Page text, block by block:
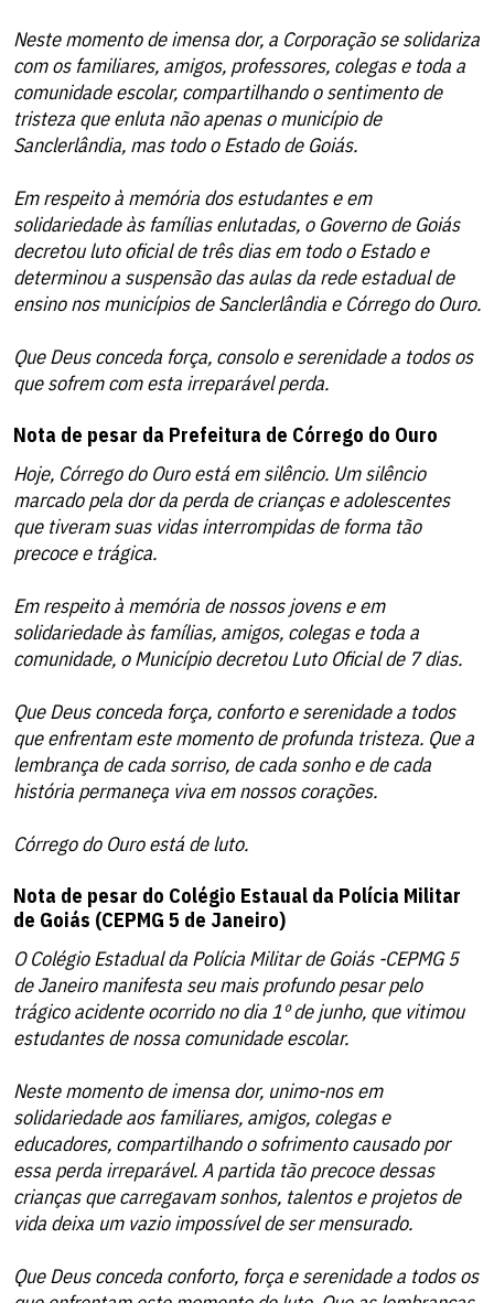
Neste momento de imensa dor, a Corporação se solidariza
com os familiares, amigos, professores, colegas e toda a
comunidade escolar, compartilhando o sentimento de
tristeza que enluta não apenas o município de
Sanclerlândia, mas todo o Estado de Goiás.
Em respeito à memória dos estudantes e em
solidariedade às famílias enlutadas, o Governo de Goiás
decretou luto oficial de três dias em todo o Estado e
determinou a suspensão das aulas da rede estadual de
ensino nos municípios de Sanclerlândia e Córrego do Ouro.
Que Deus conceda força, consolo e serenidade a todos os
que sofrem com esta irreparável perda.
Nota de pesar da Prefeitura de Córrego do Ouro
Hoje, Córrego do Ouro está em silêncio. Um silêncio
marcado pela dor da perda de crianças e adolescentes
que tiveram suas vidas interrompidas de forma tão
precoce e trágica.
Em respeito à memória de nossos jovens e em
solidariedade às famílias, amigos, colegas e toda a
comunidade, o Município decretou Luto Oficial de 7 dias.
Que Deus conceda força, conforto e serenidade a todos
que enfrentam este momento de profunda tristeza. Que a
lembrança de cada sorriso, de cada sonho e de cada
história permaneça viva em nossos corações.
Córrego do Ouro está de luto.
Nota de pesar do Colégio Estaual da Polícia Militar
de Goiás (CEPMG 5 de Janeiro)
O Colégio Estadual da Polícia Militar de Goiás -CEPMG 5
de Janeiro manifesta seu mais profundo pesar pelo
trágico acidente ocorrido no dia 1º de junho, que vitimou
estudantes de nossa comunidade escolar.
Neste momento de imensa dor, unimo-nos em
solidariedade aos familiares, amigos, colegas e
educadores, compartilhando o sofrimento causado por
essa perda irreparável. A partida tão precoce dessas
crianças que carregavam sonhos, talentos e projetos de
vida deixa um vazio impossível de ser mensurado.
Que Deus conceda conforto, força e serenidade a todos os